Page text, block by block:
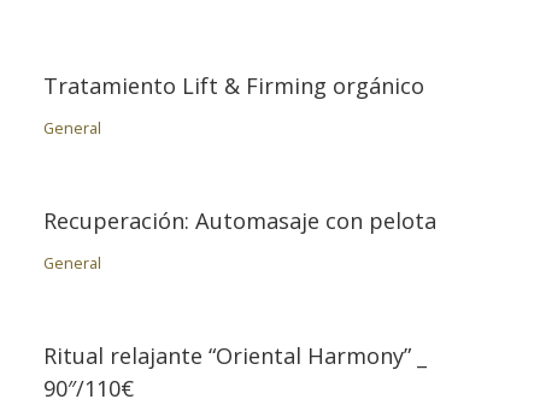
Tratamiento Lift & Firming orgánico
General
Recuperación: Automasaje con pelota
General
Ritual relajante “Oriental Harmony” _
90″/110€